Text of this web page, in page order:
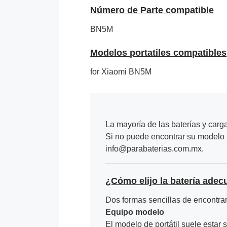
Número de Parte compatible
BN5M
Modelos portatiles compatibles
for Xiaomi BN5M
La mayoría de las baterías y
Si no puede encontrar su
info@parabaterias.com.mx.
¿Cómo elijo la batería
Dos formas sencillas de
Equipo modelo
El modelo de portátil suele estar